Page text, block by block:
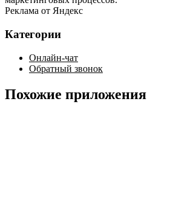
Реклама от Яндекс
Категории
Онлайн-чат
Обратный звонок
Похожие приложения